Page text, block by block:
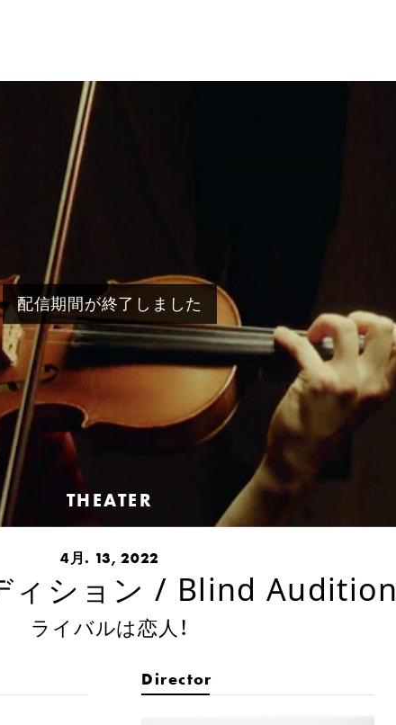
配信期間が終了しました
THEATER
4月. 13, 2022
ィション / Blind Audition
ライバルは恋人！
Director